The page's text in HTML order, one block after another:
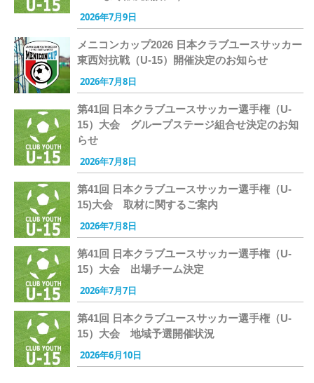
2026年7月9日
メニコンカップ2026 日本クラブユースサッカー
東西対抗戦（U-15）開催決定のお知らせ
2026年7月8日
第41回 日本クラブユースサッカー選手権（U-
15）大会 グループステージ組合せ決定のお知
らせ
2026年7月8日
第41回 日本クラブユースサッカー選手権（U-
15)大会 取材に関するご案内
2026年7月8日
第41回 日本クラブユースサッカー選手権（U-
15）大会 出場チーム決定
2026年7月7日
第41回 日本クラブユースサッカー選手権（U-
15）大会 地域予選開催状況
2026年6月10日